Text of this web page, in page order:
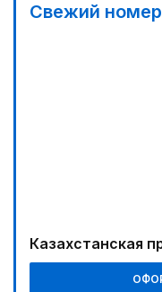
МЧС запустило
Свежий номер
Казахстанская